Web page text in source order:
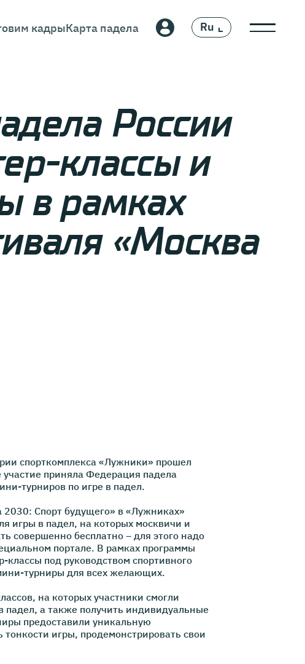
кадрыКарта падела
Ru
России
классы и
в рамках
«Москва
спорткомплекса «Лужники» прошел
приняла Федерация падела
турниров по игре в падел.
Спорт будущего» в «Лужниках»
игры в падел, на которых москвичи и
совершенно бесплатно – для этого надо
портале. В рамках программы
под руководством спортивного
турниры для всех желающих.
на которых участники смогли
падел, а также получить индивидуальные
предоставили уникальную
игры, продемонстрировать свои